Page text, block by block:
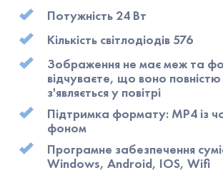
Потужність 24 Вт
Кількість світлодіодів 576
Зображення не має меж та
відчуваєте, що воно повністю
з'являється у повітрі
Підтримка формату: MP4 із
фоном
Програмне забезпечення
Windows, Android, IOS, Wifi